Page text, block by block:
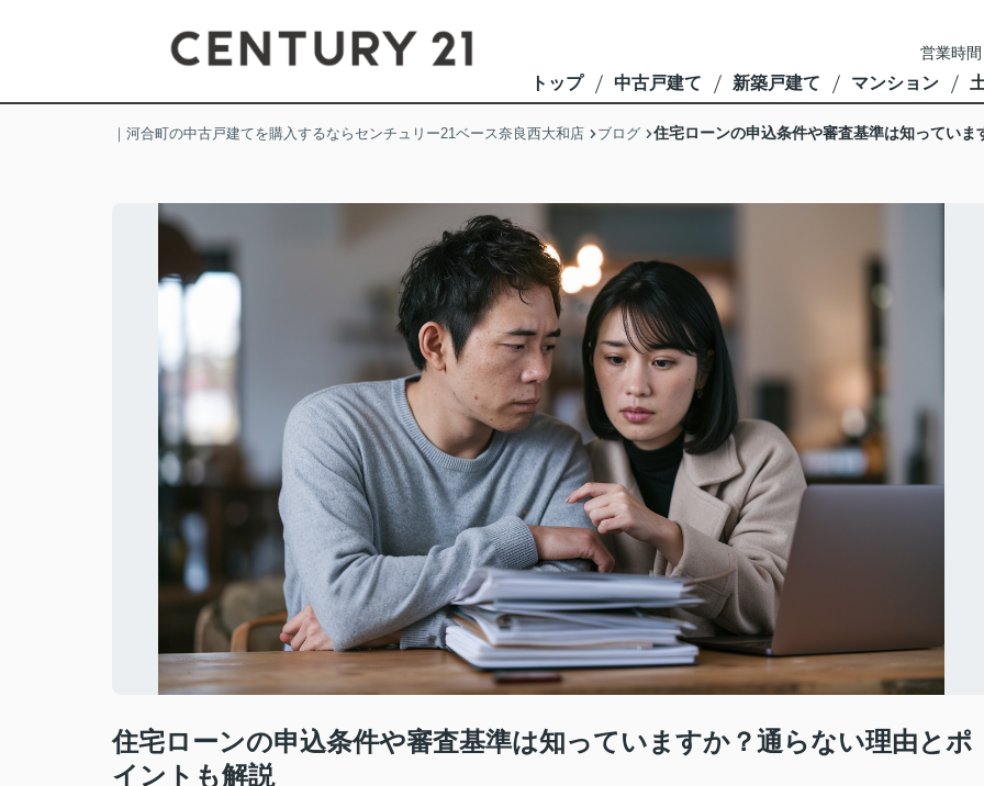
営業時
トップ 中古戸建て 新築戸建て マンション
｜河合町の中古戸建てを購入するならセンチュリー21ベース奈良西大和店 ブログ 住宅ローンの申込条件や審査基準は知ってい
住宅ローンの申込条件や審査基準は知っていますか？通らない理由とポ
イントも解説